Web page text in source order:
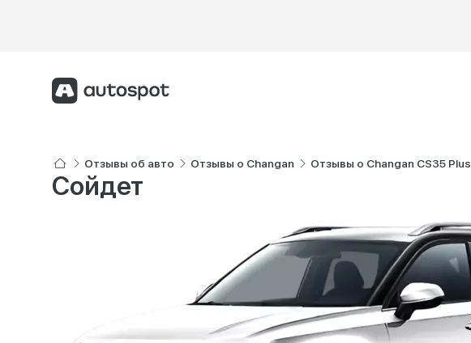
Отзывы об авто Отзывы о Changan Отзывы о Changan CS35 Plus
Сойдет